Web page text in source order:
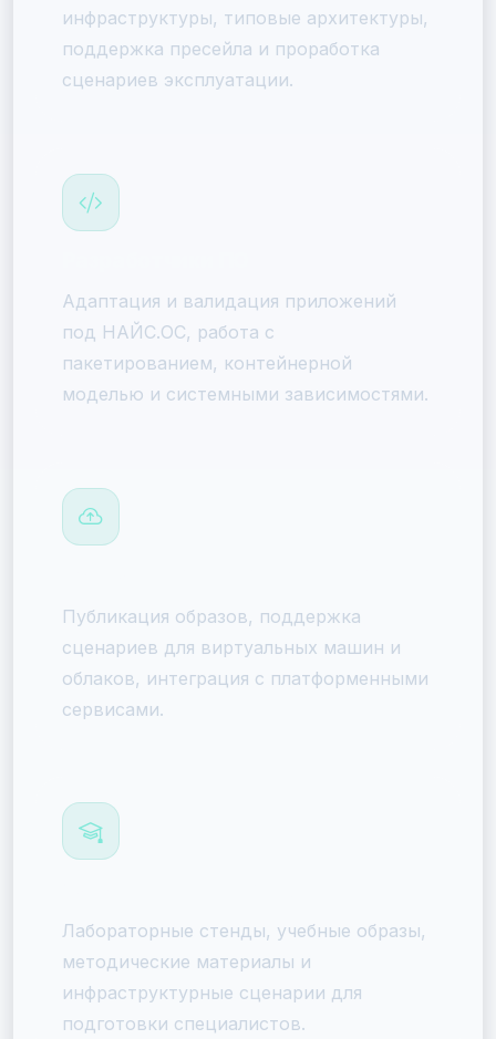
инфраструктуры, типовые архитектуры,
поддержка пресейла и проработка
сценариев эксплуатации.
Адаптация и валидация приложений
под НАЙС.ОС, работа с
пакетированием, контейнерной
моделью и системными зависимостями.
Публикация образов, поддержка
сценариев для виртуальных машин и
облаков, интеграция с платформенными
сервисами.
Лабораторные стенды, учебные образы,
методические материалы и
инфраструктурные сценарии для
подготовки специалистов.